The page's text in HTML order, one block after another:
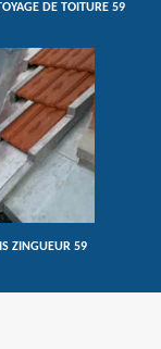
DE TOITURE 59
ZINGUEUR 59